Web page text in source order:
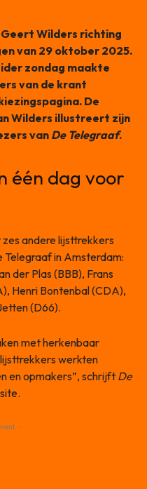
Wilders richting
van 29 oktober 2025.
zondag maakte
van de krant
De
Wilders illustreert zijn
van De Telegraaf.
één dag voor
andere lijsttrekkers
in Amsterdam:
der Plas (BBB), Frans
Henri Bontenbal (CDA),
(D66).
met herkenbaar
werkten
en opmakers”, schrijft De
-